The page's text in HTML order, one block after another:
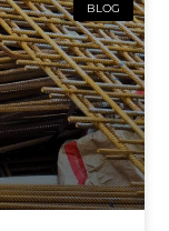
BLOG